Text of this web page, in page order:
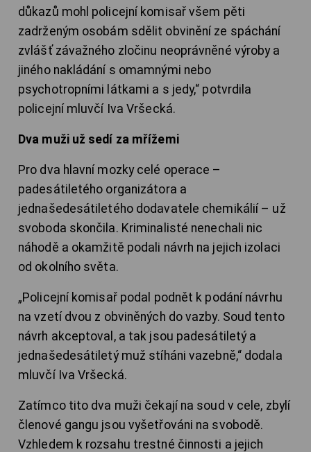
důkazů mohl policejní komisař všem pěti
zadrženým osobám sdělit obvinění ze spáchání
zvlášť závažného zločinu neoprávněné výroby a
jiného nakládání s omamnými nebo
psychotropními látkami a s jedy,“ potvrdila
policejní mluvčí Iva Vršecká.
Dva muži už sedí za mřížemi
Pro dva hlavní mozky celé operace –
padesátiletého organizátora a
jednašedesátiletého dodavatele chemikálií – už
svoboda skončila. Kriminalisté nenechali nic
náhodě a okamžitě podali návrh na jejich izolaci
od okolního světa.
„Policejní komisař podal podnět k podání návrhu
na vzetí dvou z obviněných do vazby. Soud tento
návrh akceptoval, a tak jsou padesátiletý a
jednašedesátiletý muž stíháni vazebně,“ dodala
mluvčí Iva Vršecká.
Zatímco tito dva muži čekají na soud v cele, zbylí
členové gangu jsou vyšetřováni na svobodě.
Vzhledem k rozsahu trestné činnosti a jejich